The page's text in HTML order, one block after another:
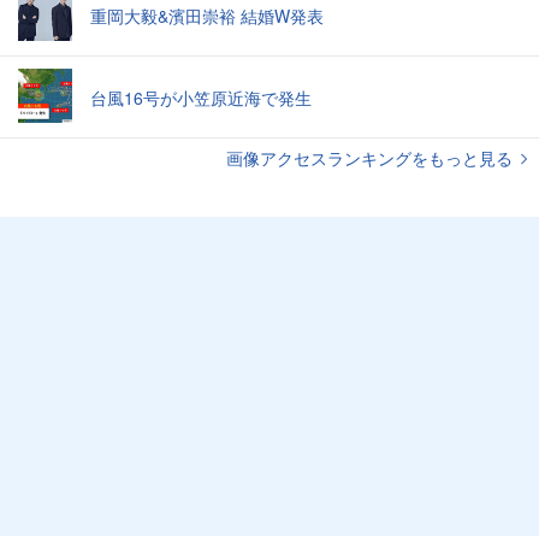
重岡大毅&濱田崇裕 結婚W発表
台風16号が小笠原近海で発生
画像アクセスランキングをもっと見る